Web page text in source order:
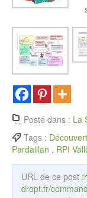
Posté dans : La
Tags :
Pardaillan , RPI
URL de ce post :
dropt.fr/